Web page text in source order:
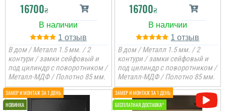
16700₴
1
В дом / Металл 1.5 мм. / 2
контури / замки сейфовый и
под цилиндр с поворотником /
Металл-МДФ / Полотно 85 мм.
16700₴
1
В дом / Металл 1.5 мм. / 2
контури / замки сейфовый и
под цилиндр с поворотником /
Металл-МДФ / Полотно 85 мм.